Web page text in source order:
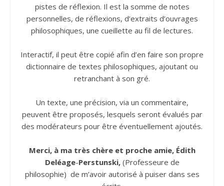
pistes de réflexion. Il est la somme de notes
personnelles, de réflexions, d’extraits d’ouvrages
philosophiques, une cueillette au fil de lectures.
Interactif, il peut être copié afin d’en faire son propre
dictionnaire de textes philosophiques, ajoutant ou
retranchant à son gré.
Un texte, une précision, via un commentaire,
peuvent être proposés, lesquels seront évalués par
des modérateurs pour être éventuellement ajoutés.
Merci, à ma très chère et proche amie, Édith
Deléage-Perstunski,(Professeure de
philosophie) de m’avoir autorisé à puiser dans ses